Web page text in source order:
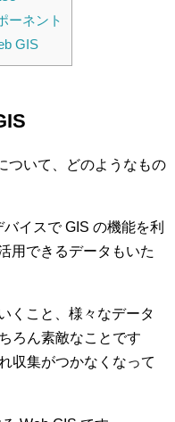
ーネント
GIS
ついて、どのようなもの
イスで GIS の機能を利
用できるデータもいた
くこと、様々なデータ
ろん素敵なことです
収集がつかなくなって